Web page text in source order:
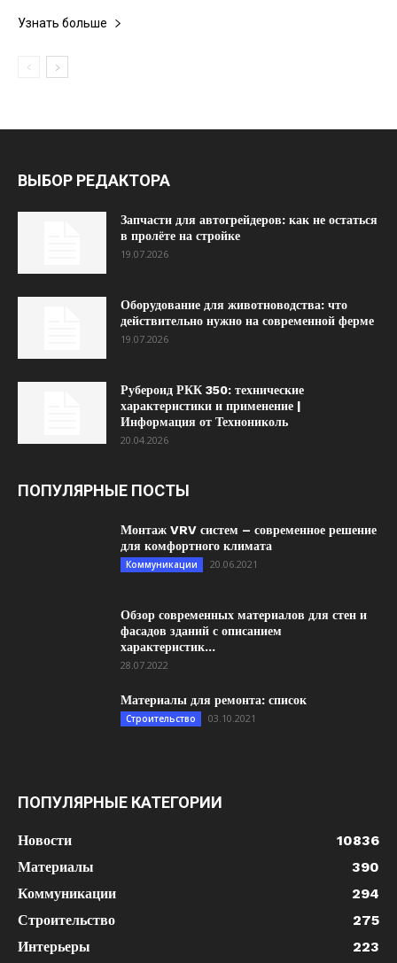
Узнать больше
ВЫБОР РЕДАКТОРА
Запчасти для автогрейдеров: как не остаться
в пролёте на стройке
19.07.2026
Оборудование для животноводства: что
действительно нужно на современной ферме
19.07.2026
Рубероид РКК 350: технические
характеристики и применение |
Информация от Технониколь
20.04.2026
ПОПУЛЯРНЫЕ ПОСТЫ
Монтаж VRV систем – современное решение
для комфортного климата
Коммуникации 20.06.2021
Обзор современных материалов для стен и
фасадов зданий с описанием
характеристик...
28.07.2022
Материалы для ремонта: список
Строительство 03.10.2021
ПОПУЛЯРНЫЕ КАТЕГОРИИ
Новости
10836
Материалы
390
Коммуникации
294
Строительство
275
Интерьеры
223